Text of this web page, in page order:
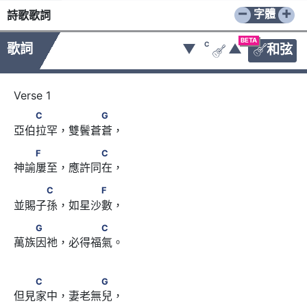
詩歌歌詞 − +
字體
歌詞
BETA
和弦
▼ C
 ▲
C　　 　　　G
C G
亞伯拉罕，雙鬢蒼蒼，
F　　 　　　C
F C
神諭屢至，應許同在，
C　 　　　F
C F
並賜子孫，如星沙數，
G　　 　　　C
G C
萬族因祂，必得福氣。
C　　 　　　G
C G
但見家中，妻老無兒，